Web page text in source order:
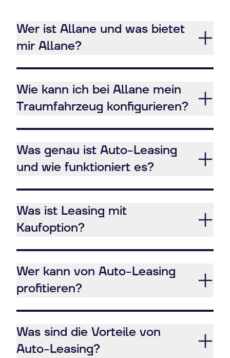
Wer ist Allane und was bietet
mir Allane?
Wie kann ich bei Allane mein
Traumfahrzeug konfigurieren?
Was genau ist Auto-Leasing
und wie funktioniert es?
Was ist Leasing mit
Kaufoption?
Wer kann von Auto-Leasing
profitieren?
Was sind die Vorteile von
Auto-Leasing?